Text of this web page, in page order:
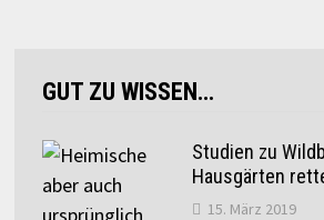
GUT ZU WISSEN…
Studien zu
Hausgärten
15. März 2019